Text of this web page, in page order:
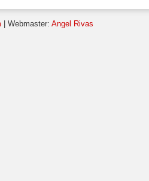
| Webmaster: Angel Rivas